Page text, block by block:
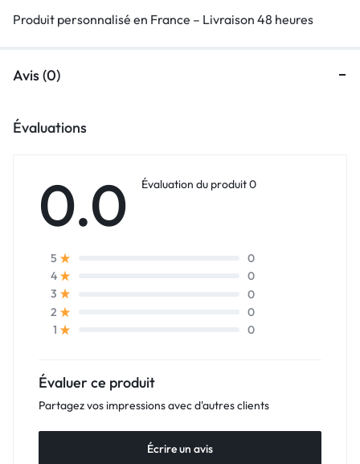
Produit personnalisé en France – Livraison 48 heures
Avis (0)
Évaluations
0.0 Évaluation du produit 0
5
0
4
0
3
0
2
0
1
0
Évaluer ce produit
Partagez vos impressions avec d'autres clients
Écrire un avis